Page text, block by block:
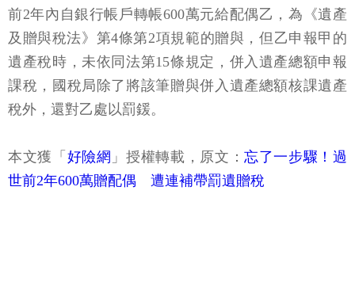
前2年內自銀行帳戶轉帳600萬元給配偶乙，為《遺產
及贈與稅法》第4條第2項規範的贈與，但乙申報甲的
遺產稅時，未依同法第15條規定，併入遺產總額申報
課稅，國稅局除了將該筆贈與併入遺產總額核課遺產
稅外，還對乙處以罰鍰。
本文獲「 好險網 」授權轉載，原文：忘了一步驟！過
世前2年600萬贈配偶 遭連補帶罰遺贈稅